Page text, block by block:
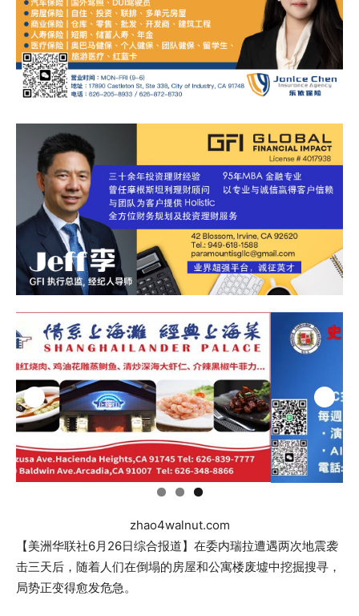
zhao4walnut.com
【美洲华联社6月26日综合报道】在委内瑞拉遭遇两次地震袭
击三天后，随着人们在倒塌的房屋和公寓楼废墟中挖掘搜寻，
局势正变得愈发危急。